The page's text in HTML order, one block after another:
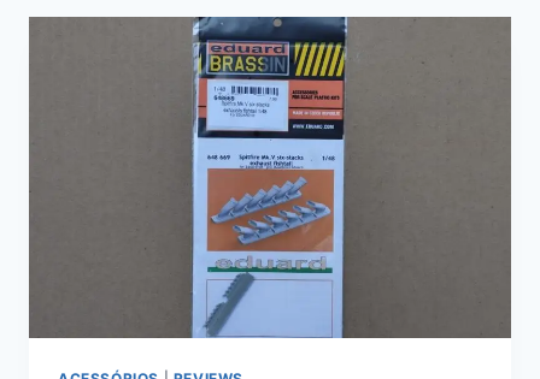
–
EDUARD
LIMITED
EDITION
#1164